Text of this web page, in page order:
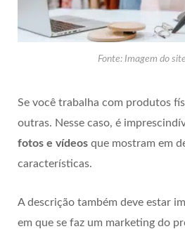
Fonte: Imagem do
Se você trabalha com produtos
outras. Nesse caso, é
fotos e vídeos que mostram em
características.
A descrição também deve estar
em que se faz um marketing do